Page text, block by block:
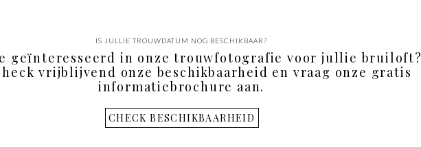
IS JULLIE TROUWDATUM NOG BESCHIKBAAR?
geïnteresseerd in onze trouwfotografie voor jullie bruiloft?
vrijblijvend onze beschikbaarheid en vraag onze gratis
informatiebrochure aan.
CHECK BESCHIKBAARHEID